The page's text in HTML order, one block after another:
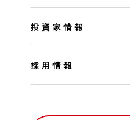
投資家情報
採用情報